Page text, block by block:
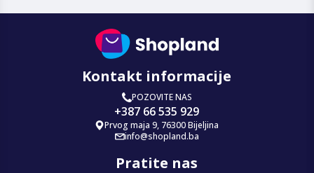
Kontakt informacije
POZOVITE NAS
+387 66 535 929
Prvog maja 9, 76300 Bijeljina
info@shopland.ba
Pratite nas